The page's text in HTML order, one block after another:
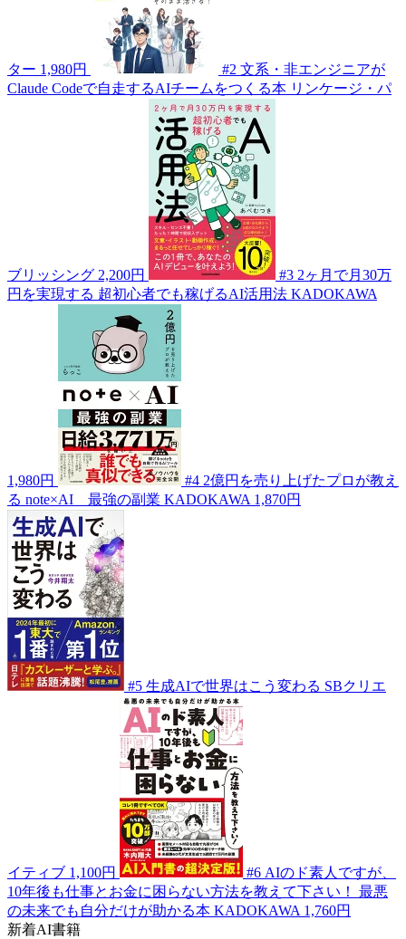
ター 1,980円 #2 文系・非エンジニアが
Claude Codeで自走するAIチームをつくる本 リンケージ・パ
ブリッシング 2,200円 #3 2ヶ月で月30万
円を実現する 超初心者でも稼げるAI活用法 KADOKAWA
1,980円 #4 2億円を売り上げたプロが教え
る note×AI 最強の副業 KADOKAWA 1,870円
#5 生成AIで世界はこう変わる SBクリエ
イティブ 1,100円 #6 AIのド素人ですが、
10年後も仕事とお金に困らない方法を教えて下さい！ 最悪
の未来でも自分だけが助かる本 KADOKAWA 1,760円
新着AI書籍